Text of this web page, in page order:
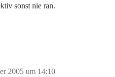
sonst nie ran.
2005 um 14:10